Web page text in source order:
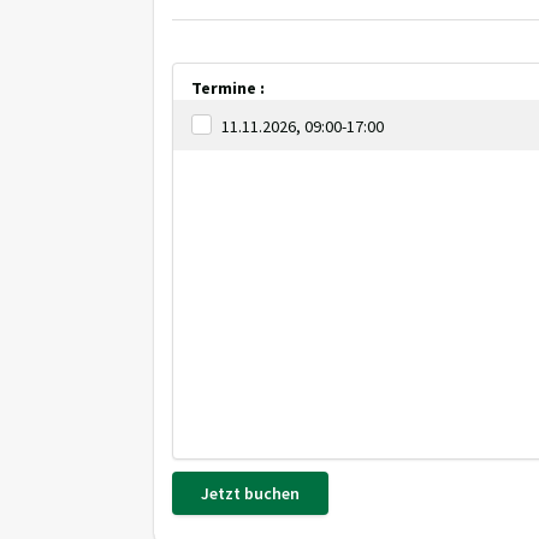
Termine :
11.11.2026, 09:00-17:00
Jetzt buchen